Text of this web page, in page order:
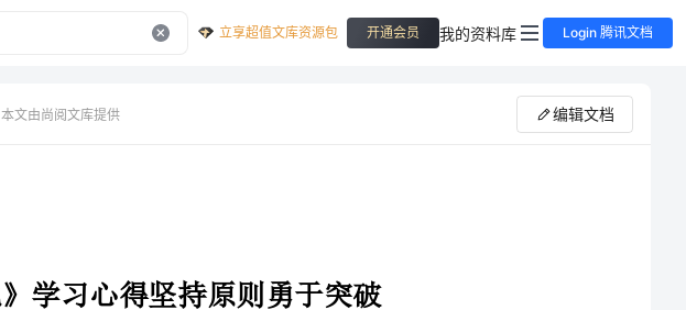
立享超值文库资源包 开通会员 我的资料库 Login 腾讯文档
本文由尚阅文库提供 编辑文档
《勤廉阵地》是一本关于廉政建设的著作，通过讲述一系列